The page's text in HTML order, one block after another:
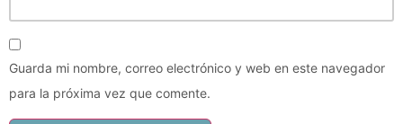
Guarda mi nombre, correo electrónico y web en este navegador
para la próxima vez que comente.